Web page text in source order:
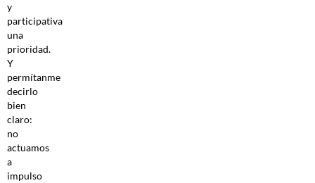
y
participativa
una
prioridad.
Y
permítanme
decirlo
bien
claro:
no
actuamos
a
impulso